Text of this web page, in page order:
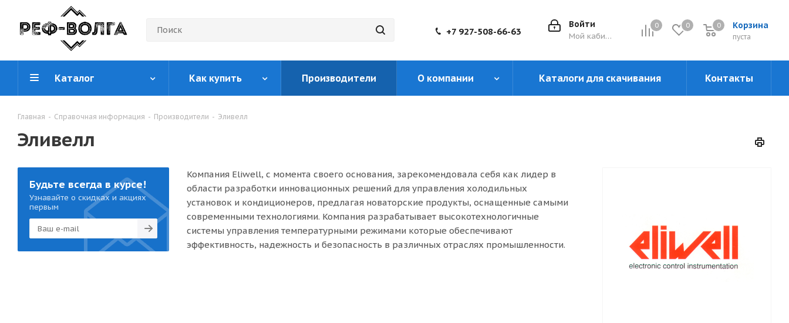
0 0 Корзина
0
пуста
0
Войти
Мой кабинет
+7 927-508-66-63
Каталог Как купить Производители О компании Каталоги для скачивания Контакты
Главная - Справочная информация - Производители - Эливелл
Эливелл
Компания Eliwell, с момента своего основания, зарекомендовала себя как лидер в
области разработки инновационных решений для управления холодильных
установок и кондиционеров, предлагая новаторские продукты, оснащенные самыми
современными технологиями. Компания разрабатывает высокотехнологичные
системы управления температурными режимами которые обеспечивают
эффективность, надежность и безопасность в различных отраслях промышленности.
Будьте всегда в курсе!
Узнавайте о скидках и акциях
первым